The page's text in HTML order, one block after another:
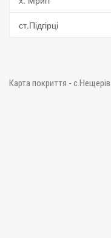
ст.Підгірці
Карта покриття - c.Нещерів